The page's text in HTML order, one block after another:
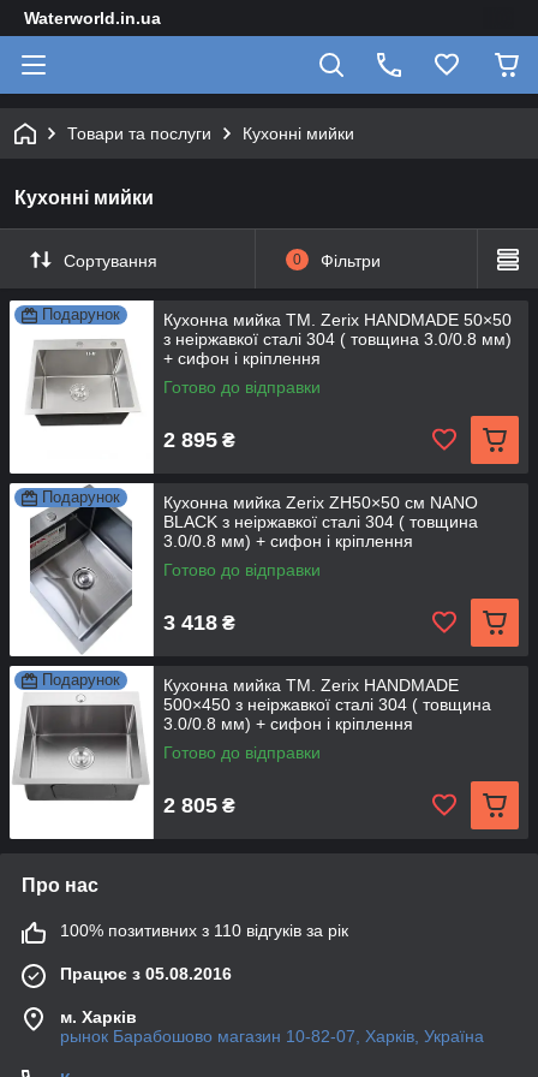
Waterworld.in.ua
Товари та послуги Кухонні мийки
Кухонні мийки
Сортування 0 Фільтри
Подарунок
Кухонна мийка TM. Zerix HANDMADE 50×50
з неіржавкої сталі 304 ( товщина 3.0/0.8 мм)
+ сифон і кріплення
Готово до відправки
2 895 ₴
Подарунок
Кухонна мийка Zerix ZH50×50 см NANO
BLACK з неіржавкої сталі 304 ( товщина
3.0/0.8 мм) + сифон і кріплення
Готово до відправки
3 418 ₴
Подарунок
Кухонна мийка TM. Zerix HANDMADE
500×450 з неіржавкої сталі 304 ( товщина
3.0/0.8 мм) + сифон і кріплення
Готово до відправки
2 805 ₴
Про нас
100% позитивних з 110 відгуків за рік
Працює з 05.08.2016
м. Харків
рынок Барабошово магазин 10-82-07, Харків, Україна